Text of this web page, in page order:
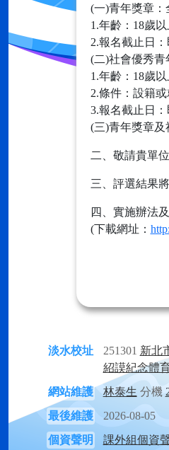
(一)青年獎章：
1.年齡：18歲
2.報名截止日：
(二)社會優秀青
1.年齡：18歲
2.條件：設籍
3.報名截止日：
(三)青年獎章及
二、敬請貴單
三、評選結果
四、實施辦法
(下載網址：
淡水校址 251301 新北
紹謨紀念體
網站維護
林泰生 分機
最後維護
2026-08-05
個資聲明
課外組個資